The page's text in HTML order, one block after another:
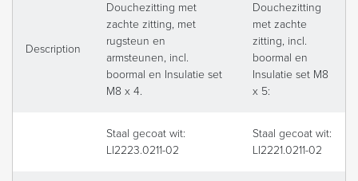
Description
Douchezitting met
zachte zitting, met
rugsteun en
armsteunen, incl.
boormal en Insulatie set
M8 x 4.
Douchezitting
met zachte
zitting, incl.
boormal en
Insulatie set M8
x 5:
Staal gecoat wit:
LI2223.0211-02
Staal gecoat wit:
LI2221.0211-02